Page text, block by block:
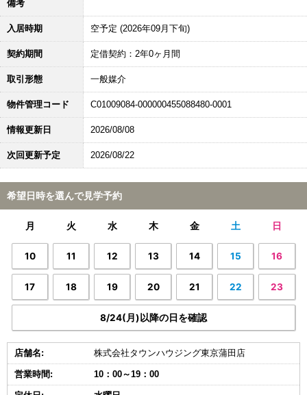
備考
入居時期 空予定 (2026年09月下旬)
契約期間 定借契約：2年0ヶ月間
取引形態 一般媒介
物件管理コード C01009084-000000455088480-0001
情報更新日 2026/08/08
次回更新予定 2026/08/22
希望日時を選んで見学予約
月 火 水 木 金 土 日
10 11 12 13 14 15 16
17 18 19 20 21 22 23
8/24(月)以降の日を確認
店舗名: 株式会社タウンハウジング東京蒲田店
営業時間: 10：00～19：00